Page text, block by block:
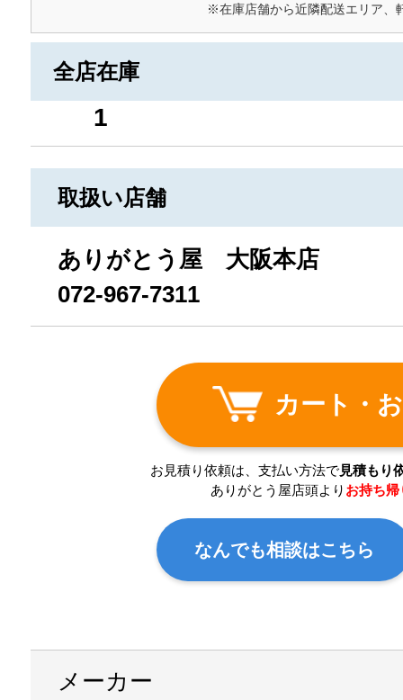
※在庫店舗から近隣配送エリア、
全店在庫
1
取扱い店舗
ありがとう屋 大阪本店
072-967-7311
カート・
お見積り依頼は、支払い方法で見積もり
ありがとう屋店頭より お持ち帰
なんでも相談はこちら
メーカー